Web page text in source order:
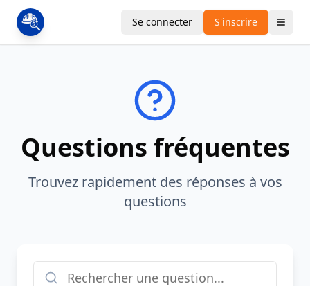
Se connecter S'inscrire
Questions fréquentes
Trouvez rapidement des réponses à vos
questions